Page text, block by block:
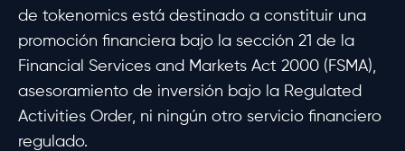
de tokenomics está destinado a constituir una
promoción financiera bajo la sección 21 de la
Financial Services and Markets Act 2000 (FSMA),
asesoramiento de inversión bajo la Regulated
Activities Order, ni ningún otro servicio financiero
regulado.